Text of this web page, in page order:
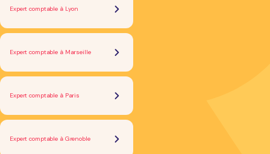
Expert comptable à Lyon
Expert comptable à Marseille
Expert comptable à Paris
Expert comptable à Grenoble